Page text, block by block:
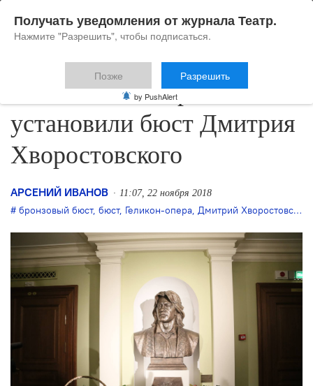
В «Геликон-опере»
установили бюст Дмитрия
Хворостовского
АРСЕНИЙ ИВАНОВ 11:07, 22 ноября 2018
бронзовый бюст, бюст, Геликон-опера, Дмитрий Хворостовский
Получать уведомления от журнала Театр.
Нажмите "Разрешить", чтобы подписаться.
Позже Разрешить
by PushAlert